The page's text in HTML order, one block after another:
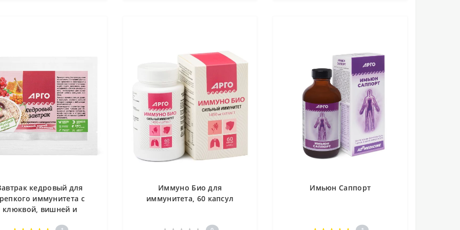
кедровый для
иммунитета с
клюквой, вишней и
Иммуно Био для
иммунитета, 60 капсул
Имьюн Саппорт